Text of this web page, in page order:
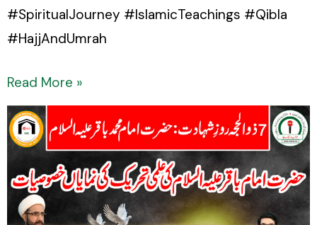
#SpiritualJourney #IslamicTeachings #Qibla
#HajjAndUmrah
Read More »
Hazrat
Imam
Baqir
A.S